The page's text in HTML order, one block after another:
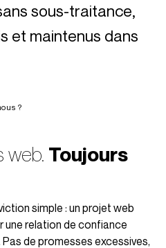
sous-traitance,
et maintenus dans
?
web. Toujours
simple : un projet web
une relation de confiance
de promesses excessives,